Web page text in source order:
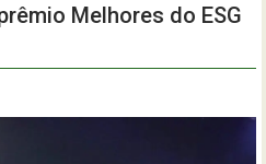
Melhores do ESG